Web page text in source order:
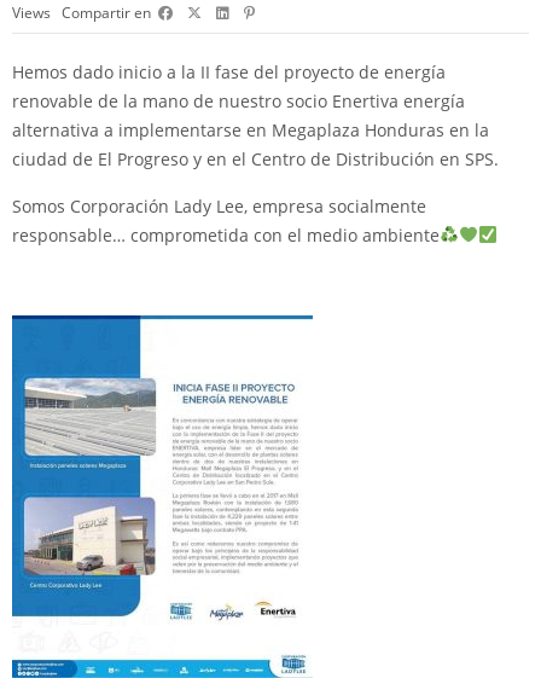
Views Compartir en
Hemos dado inicio a la II fase del proyecto de energía
renovable de la mano de nuestro socio Enertiva energía
alternativa a implementarse en Megaplaza Honduras en la
ciudad de El Progreso y en el Centro de Distribución en SPS.
Somos Corporación Lady Lee, empresa socialmente
responsable… comprometida con el medio ambiente